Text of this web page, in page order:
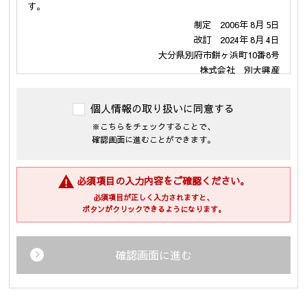
す。
制定 2006年 8月 5日
改訂 2024年 8月 4日
大分県別府市餅ヶ浜町10番8号
株式会社 別大興産
１．個人情報の利用の目的
当社が保有するお客様の個人情報は、次の目的のために利用さ
売買契約の締結、仲介業務」
・賃貸については「入居受付審査、紹介カード、結果などの
連絡、賃貸借契約、保証契約、保証委託契約、管理委託契
約、それらに付随する契約の締結、仲介、履行、及び契約
・企業主導型保育事業の運営のため
(2) 住宅等の管理業務を委託された場合、委託された業務を遂
行するために個人情報を利用します。
個人情報の取り扱いに同意する
※こちらをチェックすることで、
確認画面に進むことができます。
必須項目の入力内容をご確認ください。
必須項目が正しく入力されますと、
ボタンがクリックできるようになります。
確認画面に進む